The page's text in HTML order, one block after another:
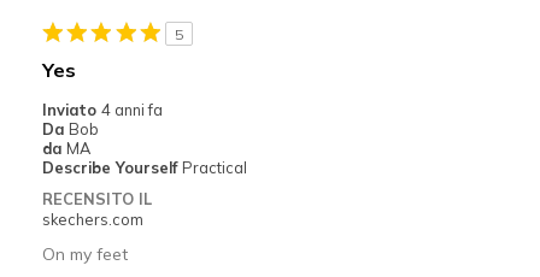
5
Yes
Inviato 4 anni fa
Da Bob
da MA
Describe Yourself Practical
RECENSITO IL
skechers.com
On my feet